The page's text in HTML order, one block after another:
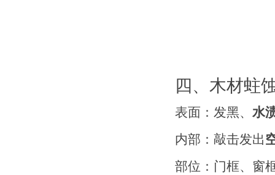
四、木材蛀
表面：发黑、 水
内部：敲击发出
部位：门框、窗